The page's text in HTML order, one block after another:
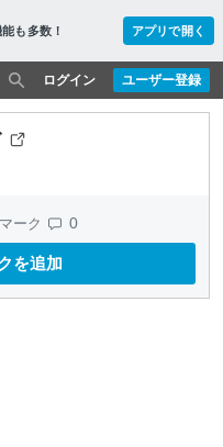
も多数！ アプリで開く
ユーザー登録
ログイン
ーク 0
を追加